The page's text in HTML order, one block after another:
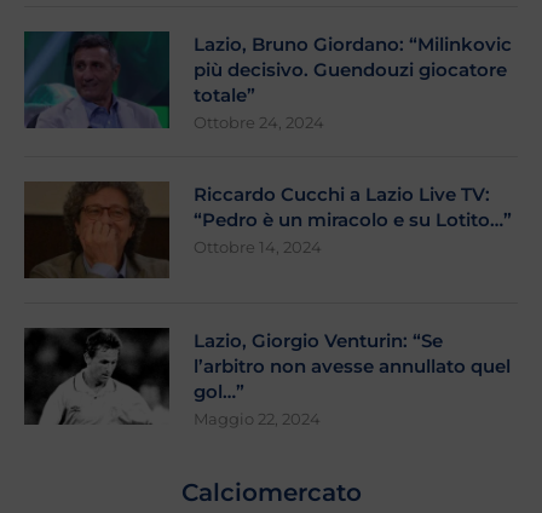
Lazio, Bruno Giordano: “Milinkovic
più decisivo. Guendouzi giocatore
totale”
Ottobre 24, 2024
Riccardo Cucchi a Lazio Live TV:
“Pedro è un miracolo e su Lotito…”
Ottobre 14, 2024
Lazio, Giorgio Venturin: “Se
l’arbitro non avesse annullato quel
gol…”
Maggio 22, 2024
Calciomercato